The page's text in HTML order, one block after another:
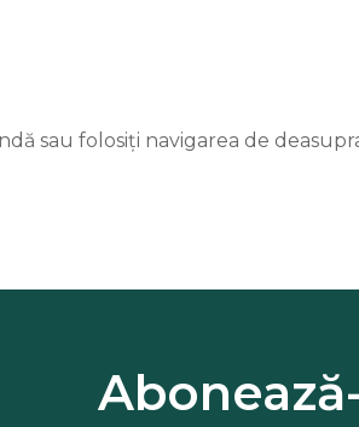
sau folosiți navigarea de